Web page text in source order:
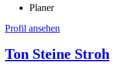
Planer
Profil ansehen
Ton Steine Stroh